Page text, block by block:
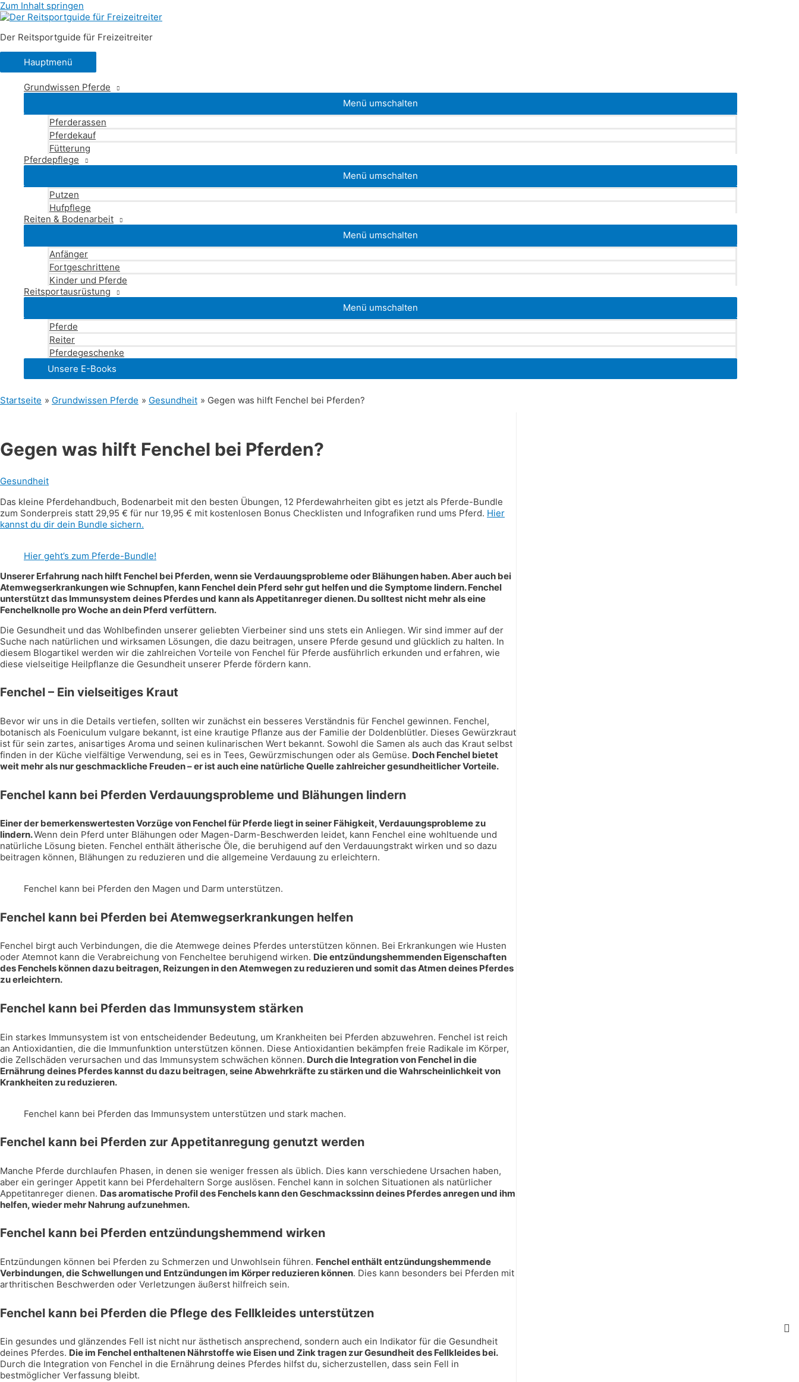
Zum Inhalt springen
Der Reitsportguide für Freizeitreiter
Hauptmenü
Grundwissen Pferde
Menü umschalten
Pferderassen
Pferdekauf
Fütterung
Pferdepflege
Menü umschalten
Putzen
Hufpflege
Reiten & Bodenarbeit
Menü umschalten
Anfänger
Fortgeschrittene
Kinder und Pferde
Reitsportausrüstung
Menü umschalten
Pferde
Reiter
Pferdegeschenke
Unsere E-Books
Startseite Grundwissen Pferde Gesundheit Gegen was hilft Fenchel bei Pferden?
Gegen was hilft Fenchel bei Pferden?
Gesundheit
Das kleine Pferdehandbuch, Bodenarbeit mit den besten Übungen, 12 Pferdewahrheiten gibt es jetzt als Pferde-Bundle
zum Sonderpreis statt 29,95 € für nur 19,95 € mit kostenlosen Bonus Checklisten und Infografiken rund ums Pferd. Hier
kannst du dir dein Bundle sichern.
Hier geht’s zum Pferde-Bundle!
Unserer Erfahrung nach hilft Fenchel bei Pferden, wenn sie Verdauungsprobleme oder Blähungen haben. Aber auch bei
Atemwegserkrankungen wie Schnupfen, kann Fenchel dein Pferd sehr gut helfen und die Symptome lindern. Fenchel
unterstützt das Immunsystem deines Pferdes und kann als Appetitanreger dienen. Du solltest nicht mehr als eine
Fenchelknolle pro Woche an dein Pferd verfüttern.
Die Gesundheit und das Wohlbefinden unserer geliebten Vierbeiner sind uns stets ein Anliegen. Wir sind immer auf der
Suche nach natürlichen und wirksamen Lösungen, die dazu beitragen, unsere Pferde gesund und glücklich zu halten. In
diesem Blogartikel werden wir die zahlreichen Vorteile von Fenchel für Pferde ausführlich erkunden und erfahren, wie
diese vielseitige Heilpflanze die Gesundheit unserer Pferde fördern kann.
Fenchel – Ein vielseitiges Kraut
Bevor wir uns in die Details vertiefen, sollten wir zunächst ein besseres Verständnis für Fenchel gewinnen. Fenchel,
botanisch als Foeniculum vulgare bekannt, ist eine krautige Pflanze aus der Familie der Doldenblütler. Dieses Gewürzkraut
ist für sein zartes, anisartiges Aroma und seinen kulinarischen Wert bekannt. Sowohl die Samen als auch das Kraut selbst
finden in der Küche vielfältige Verwendung, sei es in Tees, Gewürzmischungen oder als Gemüse. Doch Fenchel bietet
weit mehr als nur geschmackliche Freuden – er ist auch eine natürliche Quelle zahlreicher gesundheitlicher Vorteile.
Fenchel kann bei Pferden Verdauungsprobleme und Blähungen lindern
Einer der bemerkenswertesten Vorzüge von Fenchel für Pferde liegt in seiner Fähigkeit, Verdauungsprobleme zu
lindern.Wenn dein Pferd unter Blähungen oder Magen-Darm-Beschwerden leidet, kann Fenchel eine wohltuende und
natürliche Lösung bieten. Fenchel enthält ätherische Öle, die beruhigend auf den Verdauungstrakt wirken und so dazu
beitragen können, Blähungen zu reduzieren und die allgemeine Verdauung zu erleichtern.
Fenchel kann bei Pferden den Magen und Darm unterstützen.
Fenchel kann bei Pferden bei Atemwegserkrankungen helfen
Fenchel birgt auch Verbindungen, die die Atemwege deines Pferdes unterstützen können. Bei Erkrankungen wie Husten
oder Atemnot kann die Verabreichung von Fencheltee beruhigend wirken. Die entzündungshemmenden Eigenschaften
des Fenchels können dazu beitragen, Reizungen in den Atemwegen zu reduzieren und somit das Atmen deines Pferdes
zu erleichtern.
Fenchel kann bei Pferden das Immunsystem stärken
Ein starkes Immunsystem ist von entscheidender Bedeutung, um Krankheiten bei Pferden abzuwehren. Fenchel ist reich
an Antioxidantien, die die Immunfunktion unterstützen können. Diese Antioxidantien bekämpfen freie Radikale im Körper,
die Zellschäden verursachen und das Immunsystem schwächen können. Durch die Integration von Fenchel in die
Ernährung deines Pferdes kannst du dazu beitragen, seine Abwehrkräfte zu stärken und die Wahrscheinlichkeit von
Krankheiten zu reduzieren.
Fenchel kann bei Pferden das Immunsystem unterstützen und stark machen.
Fenchel kann bei Pferden zur Appetitanregung genutzt werden
Manche Pferde durchlaufen Phasen, in denen sie weniger fressen als üblich. Dies kann verschiedene Ursachen haben,
aber ein geringer Appetit kann bei Pferdehaltern Sorge auslösen. Fenchel kann in solchen Situationen als natürlicher
Appetitanreger dienen. Das aromatische Profil des Fenchels kann den Geschmackssinn deines Pferdes anregen und ihm
helfen, wieder mehr Nahrung aufzunehmen.
Fenchel kann bei Pferden entzündungshemmend wirken
Entzündungen können bei Pferden zu Schmerzen und Unwohlsein führen. Fenchel enthält entzündungshemmende
Verbindungen, die Schwellungen und Entzündungen im Körper reduzieren können. Dies kann besonders bei Pferden mit
arthritischen Beschwerden oder Verletzungen äußerst hilfreich sein.
Fenchel kann bei Pferden die Pflege des Fellkleides unterstützen
Ein gesundes und glänzendes Fell ist nicht nur ästhetisch ansprechend, sondern auch ein Indikator für die Gesundheit
deines Pferdes. Die im Fenchel enthaltenen Nährstoffe wie Eisen und Zink tragen zur Gesundheit des Fellkleides bei.
Durch die Integration von Fenchel in die Ernährung deines Pferdes hilfst du, sicherzustellen, dass sein Fell in
bestmöglicher Verfassung bleibt.